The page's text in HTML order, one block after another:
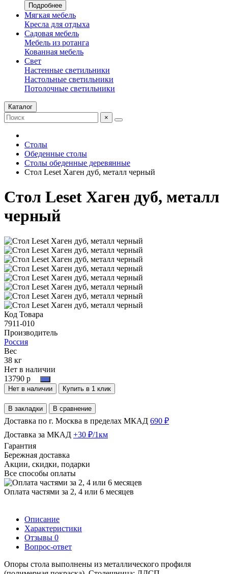
Подробнее
Мягкая мебель
Кресла для отдыха
Садовая мебель
Мебель из ротанга
Кованная мебель
Свет
Настенные светильники
Настольные светильники
Потолочные светильники
Каталог
×
Столы
Обеденные столы
Столы обеденные деревянные
Стол Leset Хаген дуб, металл черный
Стол Leset Хаген дуб, металл
черный
Код Товара
7911-010
Производитель
Россия
Вес
38 кг
Нет в наличии
13790 р
Нет в наличии Купить в 1 клик
В закладки В сравнение
Доставка по г. Москва в пределах МКАД 690 ₽
Доставка за МКАД +30 ₽/1км
Гарантия
Бережная доставка
Акции, скидки, подарки
Все способы оплаты
Оплата частями за 2, 4 или 6 месяцев
Описание
Характеристики
Отзывы 0
Вопрос-ответ
Опоры стола выполнены из металлического профиля